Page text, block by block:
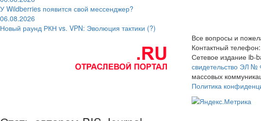
У Wildberries появится свой мессенджер?
06.08.2026
Новый раунд РКН vs. VPN: Эволюция тактики (?)
Все вопросы и
Контактный телефон:
Сетевое издание ib-
свидетельство ЭЛ
массовых
Политика